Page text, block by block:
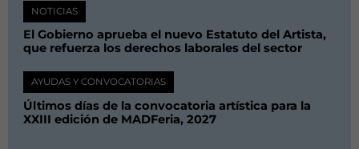
NOTICIAS
El Gobierno aprueba el nuevo Estatuto del Artista,
que refuerza los derechos laborales del sector
AYUDAS Y CONVOCATORIAS
Últimos días de la convocatoria artística para la
XXIII edición de MADFeria, 2027